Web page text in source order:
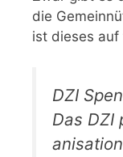
die
ist dieses auf
DZI
Das DZI